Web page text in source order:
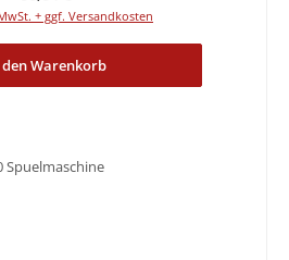
+ ggf. Versandkosten
den Warenkorb